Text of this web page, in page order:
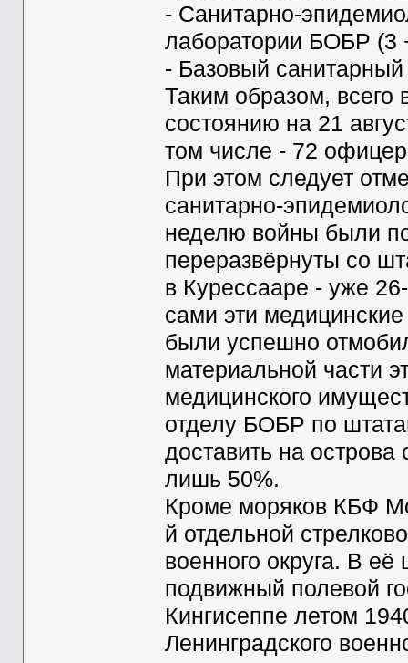
- Санитарно-
лаборатории БОБР (3
- Базовый
Таким образом,
состоянию на 21
том числе - 72
При этом следует
санитарно-
неделю войны были
переразвёрнуты со
в Курессааре - уже
сами эти
были успешно
материальной части
медицинского
отделу БОБР по
доставить на
лишь 50%.
Кроме моряков КБФ
й отдельной
военного округа. В
подвижный полевой
Кингисеппе летом
Ленинградского